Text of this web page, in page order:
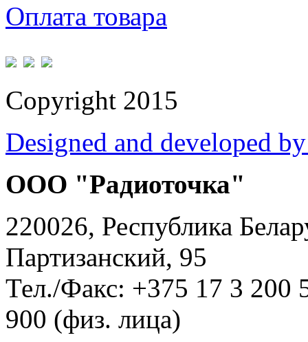
Оплата товара
Copyright 2015
Designed and developed
ООО "Радиоточка"
220026, Республика
Партизанский, 95
Тел./Факс: +375 17 3
900 (физ. лица)